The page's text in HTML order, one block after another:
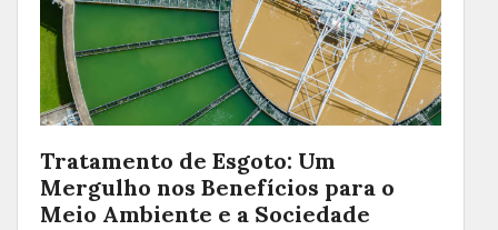
Tratamento de Esgoto: Um
Mergulho nos Benefícios para o
Meio Ambiente e a Sociedade